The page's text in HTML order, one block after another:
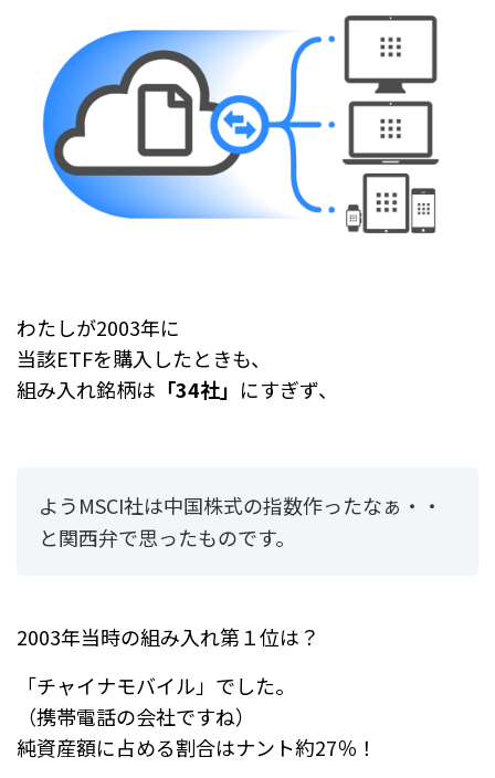
わたしが2003年に
当該ETFを購入したときも、
組み入れ銘柄は 「34社」 にすぎず、
ようMSCI社は中国株式の指数作ったなぁ・・
と関西弁で思ったものです。
2003年当時の組み入れ第１位は？
「チャイナモバイル」でした。
（携帯電話の会社ですね）
純資産額に占める割合はナント約27％！